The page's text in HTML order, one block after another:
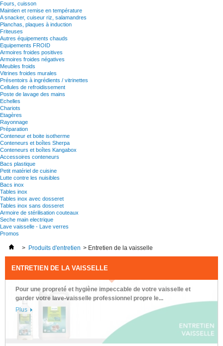
Fours, cuisson
Maintien et remise en température
A snacker, cuiseur riz, salamandres
Planchas, plaques à induction
Friteuses
Autres équipements chauds
Equipements FROID
Armoires froides positives
Armoires froides négatives
Meubles froids
Vitrines froides murales
Présentoirs à ingrédients / vitrinettes
Cellules de refroidissement
Poste de lavage des mains
Echelles
Chariots
Etagères
Rayonnage
Préparation
Conteneur et boite isotherme
Conteneurs et boîtes Sherpa
Conteneurs et boîtes Kangabox
Accessoires conteneurs
Bacs plastique
Petit matériel de cuisine
Lutte contre les nuisibles
Bacs inox
Tables inox
Tables inox avec dosseret
Tables inox sans dosseret
Armoire de stérilisation couteaux
Seche main electrique
Lave vaisselle - Lave verres
Promos
> Produits d'entretien > Entretien de la vaisselle
ENTRETIEN DE LA VAISSELLE
Pour une propreté et hygiène impeccable de votre vaisselle et
garder votre lave-vaisselle professionnel propre le...
Plus